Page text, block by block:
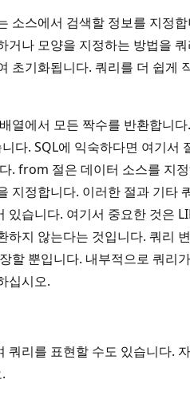
소스에서 검색할 정보를 지정
거나 모양을 지정하는 방법을
초기화됩니다. 쿼리를 더 쉽게
열에서 모든 짝수를 반환합니
다. SQL에 익숙하다면 여기서
. from 절은 데이터 소스를 지
지정합니다. 이러한 절과 기타
있습니다. 여기서 중요한 것은
하지 않는다는 것입니다. 쿼리
할 뿐입니다. 내부적으로 쿼리
십시오.
쿼리를 표현할 수도 있습니다.